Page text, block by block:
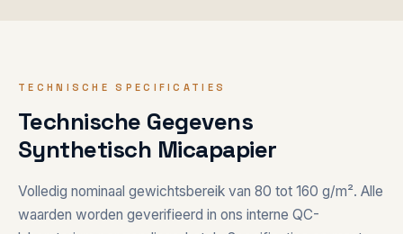
TECHNISCHE SPECIFICATIES
Technische Gegevens
Synthetisch Micapapier
Volledig nominaal gewichtsbereik van 80 tot 160 g/m². Alle
waarden worden geverifieerd in ons interne QC-